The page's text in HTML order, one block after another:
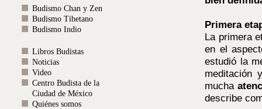
Primera
La primera
en el
estudió la
meditación
mucha
describe
Budismo Chan y Zen
Budismo Tibetano
Budismo Indio
Libros Budistas
Noticias
Video
Centro Budista de la
Ciudad de México
Quiénes somos